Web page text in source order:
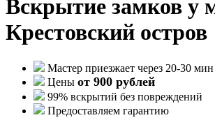
Вскрытие замков у
Крестовский остров
Мастер приезжает через 20-30 мин
Цены от 900 рублей
99% вскрытий без повреждений
Предоставляем гарантию